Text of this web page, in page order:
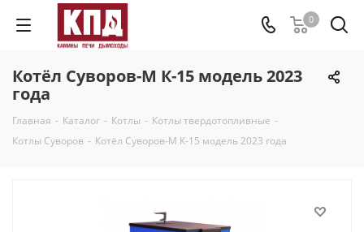
0
Котёл Суворов-М К-15 модель 2023
года
Главная - Каталог - Котлы - Котлы твердотопливные -
Котлы Суворов - Котёл Суворов-М К-15 модель 2023 года